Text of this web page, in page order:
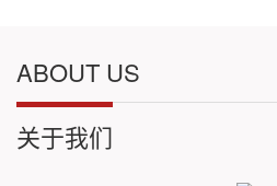
ABOUT US
关于我们